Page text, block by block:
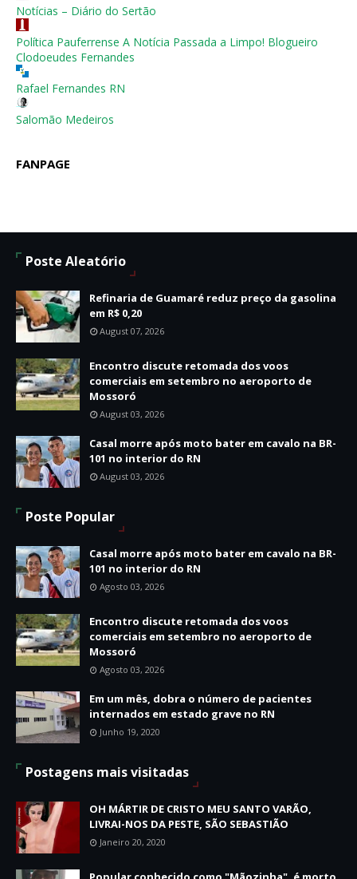
Notícias – Diário do Sertão
Política Pauferrense A Notícia Passada a Limpo! Blogueiro
Clodoeudes Fernandes
Rafael Fernandes RN
Salomão Medeiros
FANPAGE
Poste Aleatório
Refinaria de Guamaré reduz preço da gasolina
em R$ 0,20
August 07, 2026
Encontro discute retomada dos voos
comerciais em setembro no aeroporto de
Mossoró
August 03, 2026
Casal morre após moto bater em cavalo na BR-
101 no interior do RN
August 03, 2026
Poste Popular
Casal morre após moto bater em cavalo na BR-
101 no interior do RN
Agosto 03, 2026
Encontro discute retomada dos voos
comerciais em setembro no aeroporto de
Mossoró
Agosto 03, 2026
Em um mês, dobra o número de pacientes
internados em estado grave no RN
Junho 19, 2020
Postagens mais visitadas
OH MÁRTIR DE CRISTO MEU SANTO VARÃO,
LIVRAI-NOS DA PESTE, SÃO SEBASTIÃO
Janeiro 20, 2020